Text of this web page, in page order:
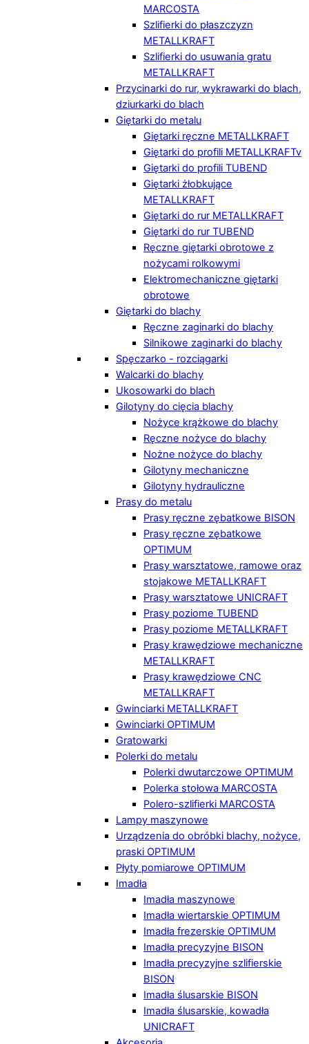
MARCOSTA
Szlifierki do płaszczyzn
METALLKRAFT
Szlifierki do usuwania gratu
METALLKRAFT
Przycinarki do rur, wykrawarki do blach,
dziurkarki do blach
Giętarki do metalu
Giętarki ręczne METALLKRAFT
Giętarki do profili METALLKRAFTv
Giętarki do profili TUBEND
Giętarki żłobkujące
METALLKRAFT
Giętarki do rur METALLKRAFT
Giętarki do rur TUBEND
Ręczne giętarki obrotowe z
nożycami rolkowymi
Elektromechaniczne giętarki
obrotowe
Giętarki do blachy
Ręczne zaginarki do blachy
Silnikowe zaginarki do blachy
Spęczarko - rozciągarki
Walcarki do blachy
Ukosowarki do blach
Gilotyny do cięcia blachy
Nożyce krążkowe do blachy
Ręczne nożyce do blachy
Nożne nożyce do blachy
Gilotyny mechaniczne
Gilotyny hydrauliczne
Prasy do metalu
Prasy ręczne zębatkowe BISON
Prasy ręczne zębatkowe
OPTIMUM
Prasy warsztatowe, ramowe oraz
stojakowe METALLKRAFT
Prasy warsztatowe UNICRAFT
Prasy poziome TUBEND
Prasy poziome METALLKRAFT
Prasy krawędziowe mechaniczne
METALLKRAFT
Prasy krawędziowe CNC
METALLKRAFT
Gwinciarki METALLKRAFT
Gwinciarki OPTIMUM
Gratowarki
Polerki do metalu
Polerki dwutarczowe OPTIMUM
Polerka stołowa MARCOSTA
Polero-szlifierki MARCOSTA
Lampy maszynowe
Urządzenia do obróbki blachy, nożyce,
praski OPTIMUM
Płyty pomiarowe OPTIMUM
Imadła
Imadła maszynowe
Imadła wiertarskie OPTIMUM
Imadła frezerskie OPTIMUM
Imadła precyzyjne BISON
Imadła precyzyjne szlifierskie
BISON
Imadła ślusarskie BISON
Imadła ślusarskie, kowadła
UNICRAFT